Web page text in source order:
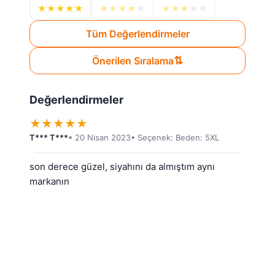
★★★★★ ★ ★ ★ ★ ★ ★ ★
Tüm Değerlendirmeler
Önerilen Sıralama⇅
Değerlendirmeler
★★★★★
T*** T***• 20 Nisan 2023• Seçenek: Beden: 5XL
son derece güzel, siyahını da almıştım aynı
markanın